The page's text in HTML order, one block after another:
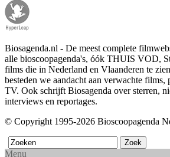
Biosagenda.nl - De meest complete
alle bioscoopagenda's, óók THUIS VOD,
films die in Nederland en Vlaanderen te
besteden we aandacht aan verwachte films,
TV. Ook schrijft Biosagenda over sterren,
interviews en reportages.
© Copyright 1995-2026 Bioscoopagenda
Menu